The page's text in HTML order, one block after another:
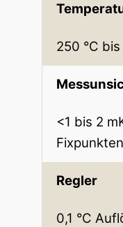
250 °C
<1 bis 2
Regler
0,1 °C